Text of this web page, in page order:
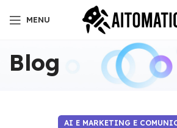
MENU
Blog
AI E MARKETING E